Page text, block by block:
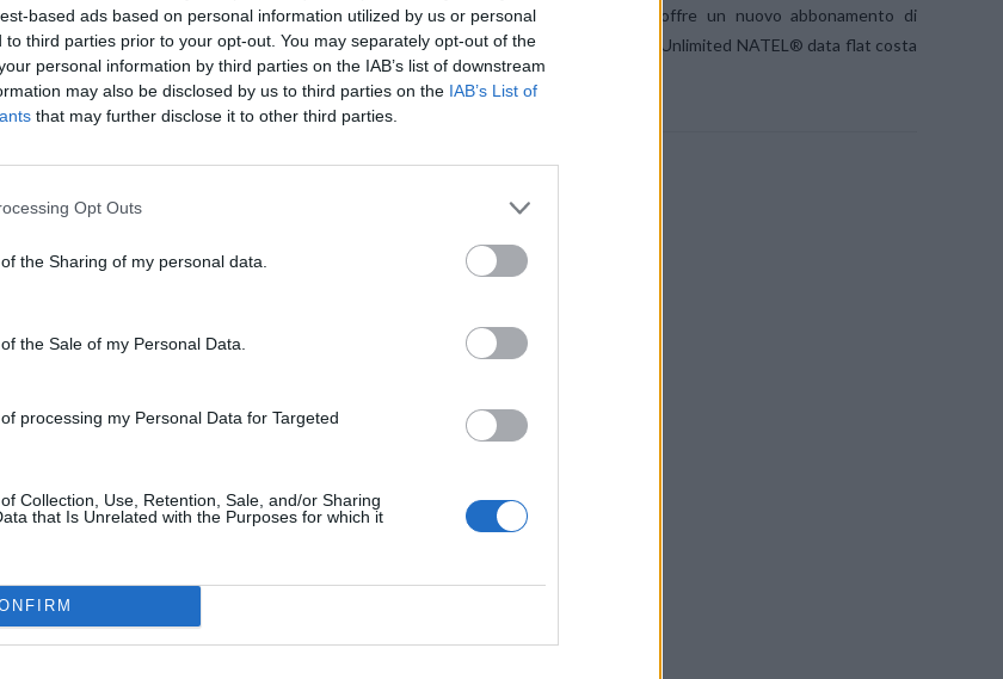
based ads based on personal information utilized by us or personal
to third parties prior to your opt-out. You may separately opt-out of the
personal information by third parties on the IAB’s list of downstream
may also be disclosed by us to third parties on the IAB’s List of
that may further disclose it to other third parties.
Opt Outs
the Sharing of my personal data.
the Sale of my Personal Data.
processing my Personal Data for Targeted
Collection, Use, Retention, Sale, and/or Sharing
that Is Unrelated with the Purposes for which it
per i clienti internet mobile della Svizzera. Dal 27 aprile 2009, Swisscom infatti offre un nuovo abbonamento di
dati per il lavoro e la navigazione web in mobilità. Il nuovo abbonamento Mobile Unlimited NATEL® data flat costa